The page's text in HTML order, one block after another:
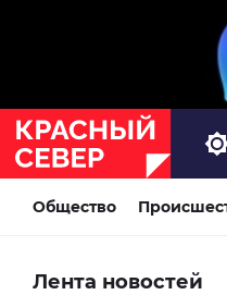
Общество
Лента новостей